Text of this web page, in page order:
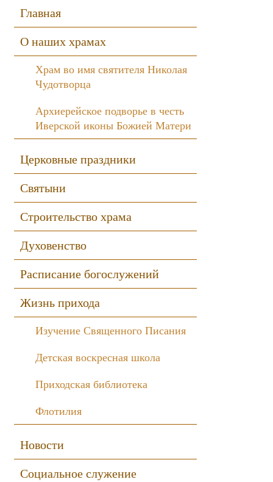
Sidebar
Главная
О наших храмах
Храм во имя святителя Николая
Чудотворца
Архиерейское подворье в честь
Иверской иконы Божией Матери
Церковные праздники
Святыни
Строительство храма
Духовенство
Расписание богослужений
Жизнь прихода
Изучение Священного Писания
Детская воскресная школа
Приходская библиотека
Флотилия
Новости
Социальное служение